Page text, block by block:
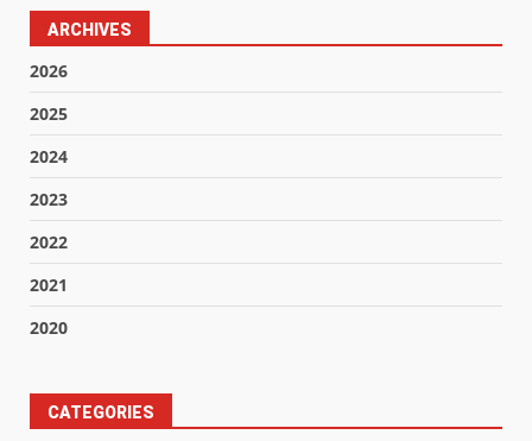
ARCHIVES
2026
2025
2024
2023
2022
2021
2020
CATEGORIES